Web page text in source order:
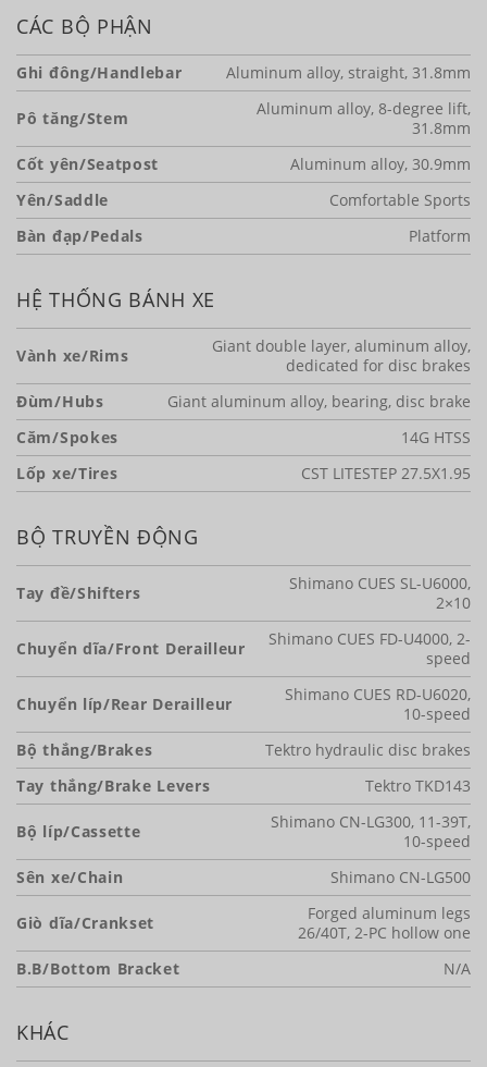
CÁC BỘ PHẬN
Ghi đông/Handlebar Aluminum alloy, straight, 31.8mm
Pô tăng/Stem
Aluminum alloy, 8-degree lift,
31.8mm
Cốt yên/Seatpost
Aluminum alloy, 30.9mm
Yên/Saddle
Comfortable Sports
Bàn đạp/Pedals
Platform
HỆ THỐNG BÁNH XE
Vành xe/Rims
Giant double layer, aluminum alloy,
dedicated for disc brakes
Đùm/Hubs
Giant aluminum alloy, bearing, disc brake
Căm/Spokes
14G HTSS
Lốp xe/Tires
CST LITESTEP 27.5X1.95
BỘ TRUYỀN ĐỘNG
Tay đề/Shifters
Shimano CUES SL-U6000,
2×10
Chuyển dĩa/Front Derailleur
Shimano CUES FD-U4000, 2-
speed
Chuyển líp/Rear Derailleur
Shimano CUES RD-U6020,
10-speed
Bộ thắng/Brakes
Tektro hydraulic disc brakes
Tay thắng/Brake Levers
Tektro TKD143
Bộ líp/Cassette
Shimano CN-LG300, 11-39T,
10-speed
Sên xe/Chain
Shimano CN-LG500
Giò dĩa/Crankset
Forged aluminum legs
26/40T, 2-PC hollow one
B.B/Bottom Bracket
N/A
KHÁC